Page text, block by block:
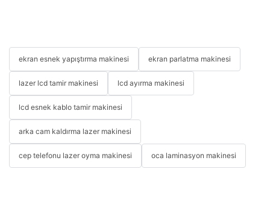
ekran esnek yapıştırma makinesi ekran parlatma makinesi
lazer lcd tamir makinesi lcd ayırma makinesi
lcd esnek kablo tamir makinesi
arka cam kaldırma lazer makinesi
cep telefonu lazer oyma makinesi oca laminasyon makinesi